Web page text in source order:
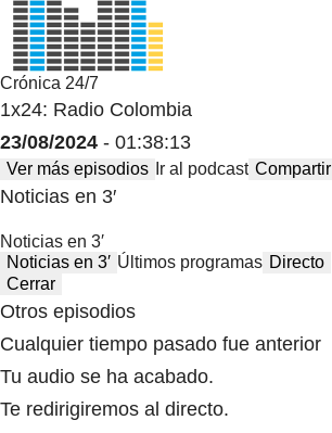
Crónica 24/7
1x24: Radio Colombia
23/08/2024 - 01:38:13
Ver más episodios Ir al podcast Compartir
Noticias en 3′
Noticias en 3′
Noticias en 3′ Últimos programas Directo
Cerrar
Otros episodios
Cualquier tiempo pasado fue anterior
Tu audio se ha acabado.
Te redirigiremos al directo.